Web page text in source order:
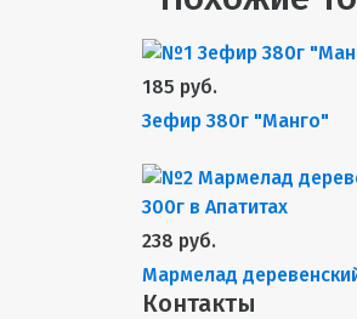
185 руб.
Зефир 380г "Манго"
238 руб.
Мармелад
Контакты